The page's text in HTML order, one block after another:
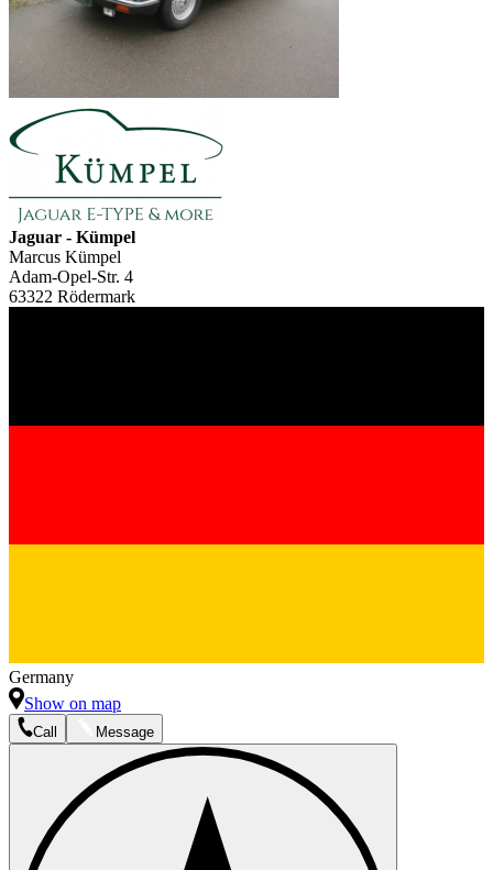
Jaguar - Kümpel
Marcus Kümpel
Adam-Opel-Str. 4
63322 Rödermark
Germany
Show on map
Call Message